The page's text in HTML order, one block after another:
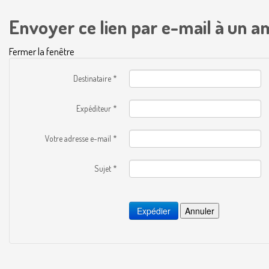
Envoyer ce lien par e-mail à un
Fermer la fenêtre
Destinataire *
Expéditeur *
Votre adresse e-mail *
Sujet *
Expédier Annuler